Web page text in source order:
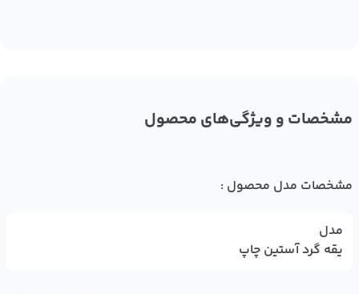
مشخصات و ویژگی‌های محصول
مشخصات مدل محصول :
مدل
یقه گرد آستین چاپ